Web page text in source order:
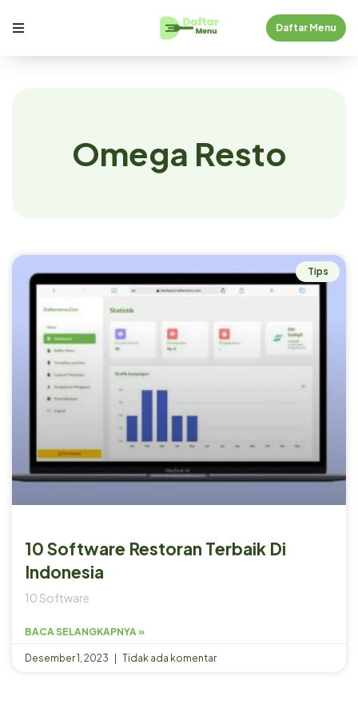
Daftar Menu
Omega Resto
Tips
10 Software Restoran Terbaik Di
Indonesia
10 Software
BACA SELANGKAPNYA »
Desember 1, 2023 Tidak ada komentar